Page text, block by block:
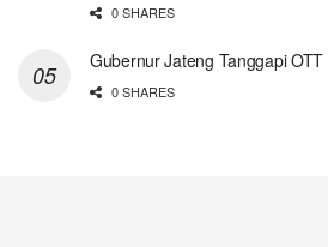
0 SHARES
Gubernur Jateng Tanggapi
0 SHARES